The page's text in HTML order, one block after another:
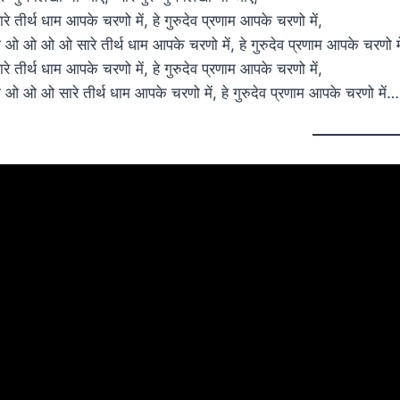
तीर्थ धाम आपके चरणो में, हे गुरुदेव प्रणाम आपके चरणो में,
ओ ओ ओ ओ सारे तीर्थ धाम आपके चरणो में, हे गुरुदेव प्रणाम आपके चरणो
तीर्थ धाम आपके चरणो में, हे गुरुदेव प्रणाम आपके चरणो में,
ओ ओ ओ सारे तीर्थ धाम आपके चरणो में, हे गुरुदेव प्रणाम आपके चरणो